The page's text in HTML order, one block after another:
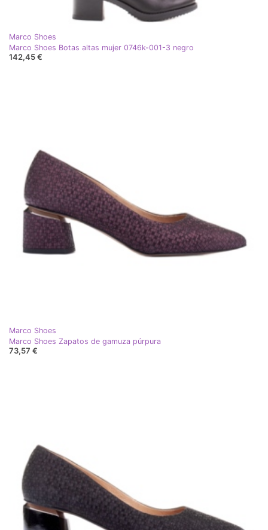
Marco Shoes
Marco Shoes Botas altas mujer 0746k-001-3 negro
142,45 €
Marco Shoes
Marco Shoes Zapatos de gamuza púrpura
73,57 €